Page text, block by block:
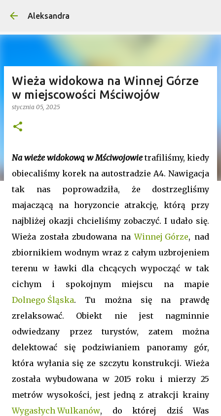
Aleksandra
Wieża widokowa na Winnej Górze
w miejscowości Mściwojów
stycznia 05, 2025
Na wieże widokową w Mściwojowietrafiliśmy, kiedy
obiecaliśmy korek na autostradzie A4. Nawigacja
tak nas poprowadziła, że dostrzegliśmy
majaczącą na horyzoncie atrakcję, którą przy
najbliżej okazji chcieliśmy zobaczyć. I udało się.
Wieża została zbudowana naWinnej Górze, nad
zbiornikiem wodnym wraz z całym uzbrojeniem
terenu w ławki dla chcących wypocząć w tak
cichym i spokojnym miejscu na mapie
Dolnego Śląska. Tu można się na prawdę
zrelaksować. Obiekt nie jest nagminnie
odwiedzany przez turystów, zatem można
delektować się podziwianiem panoramy gór,
która wyłania się ze szczytu konstrukcji. Wieża
została wybudowana w 2015 roku i mierzy 25
metrów wysokości, jest jedną z atrakcji krainy
Wygasłych Wulkanów, do której dziś Was